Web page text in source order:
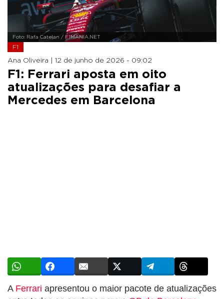
Foto: Rafa Catelan / F1MANIA.NET
F1
Ana Oliveira | 12 de junho de 2026 - 09:02
F1: Ferrari aposta em oito
atualizações para desafiar a
Mercedes em Barcelona
A Ferrari apresentou o maior pacote de atualizações